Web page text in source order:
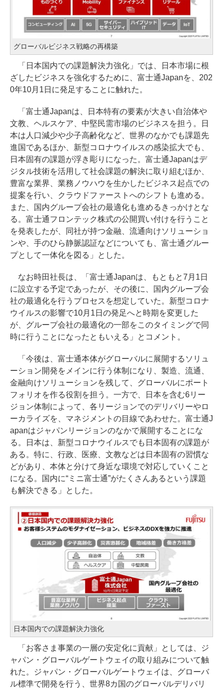
グローバルビジネス戦略の再構築
「日本国内での課題解決力強化」では、日本市場に根
ざしたビジネスを強化するために、富士通Japanを、202
0年10月1日に発足することに触れた。
「富士通Japanは、日本特有の要素が大きい自治体や
文教、ヘルスケア、中堅民需市場のビジネスを担う。日
本は人口減少や少子高齢化など、世界のなかでも課題先
進国であるほか、新型コロナウイルスの感染拡大でも、
日本固有の課題が浮き彫りになった。富士通Japanはデ
ジタル技術を活用して社会課題の解決に取り組むほか、
豊富な業界、業務ノウハウを生かしたビジネス起点での
提案を行い、クラウドファーストへのシフトも進める。
また、国内グループ会社の最適化も進めるきっかけとな
る。富士通フロンテック株式の公開買い付けを行うこと
を発表したが、同社が持つ金融、流通向けソリューショ
ンや、手のひら静脈認証などについても、富士通グルー
プとして一体化を図る」とした。
なお時田社長は、「富士通Japanは、もともと7月1日
に設立する予定であったが、その後に、国内グループ会
社の最適化を行うプロセスを想定していた。新型コロナ
ウイルスの影響で10月1日の発足へと時期を変更した
が、グループ会社の最適化の一部をこのタイミングで同
時に行うことになったともいえる」とコメント。
「今後は、富士通本体がグローバルに展開するソリュ
ーション開発をメインに行う体制になり、製造、流通、
金融向けソリューションを残して、グローバルにポート
フォリオを作る役割を担う。一方で、日本を含む6リー
ジョン体制によって、各リージョンでのデリバリーやロ
ーカライズを、マネジメントの目線であわせた。富士通J
apanはジャパンリージョンのなかで展開することにな
る。日本は、新型コロナウイルスでも日本固有の課題が
ある。特に、行政、医療、文教などは日本固有の習慣な
どがあり、本体と分けて身近な環境で対応していくこと
になる。国内に“ミニ富士通”がたくさんあるという課題
も解決できる」とした。
日本国内での課題解決力強化
「お客さま事業の一層の安定化に貢献」としては、ジ
ャパン・グローバルゲートウェイの取り組みについて触
れた。ジャパン・グローバルゲートウェイは、グローバ
ル標準で開発を行う、世界8カ国のグローバルデリバリ